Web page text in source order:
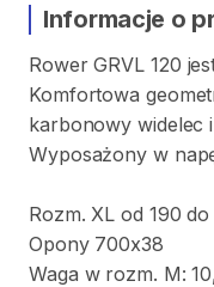
Informacje o
Rower GRVL 120
Komfortowa
karbonowy widelec i
Wyposażony w
Rozm. XL od 190 do
Opony 700x38
Waga w rozm. M: 10​​